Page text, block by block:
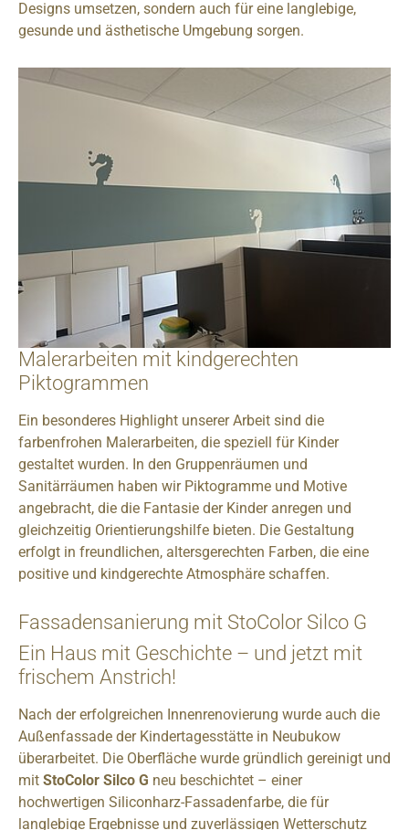
Designs umsetzen, sondern auch für eine langlebige,
gesunde und ästhetische Umgebung sorgen.
Malerarbeiten mit kindgerechten
Piktogrammen
Ein besonderes Highlight unserer Arbeit sind die
farbenfrohen Malerarbeiten, die speziell für Kinder
gestaltet wurden. In den Gruppenräumen und
Sanitärräumen haben wir Piktogramme und Motive
angebracht, die die Fantasie der Kinder anregen und
gleichzeitig Orientierungshilfe bieten. Die Gestaltung
erfolgt in freundlichen, altersgerechten Farben, die eine
positive und kindgerechte Atmosphäre schaffen.
Fassadensanierung mit StoColor Silco G
Ein Haus mit Geschichte – und jetzt mit
frischem Anstrich!
Nach der erfolgreichen Innenrenovierung wurde auch die
Außenfassade der Kindertagesstätte in Neubukow
überarbeitet. Die Oberfläche wurde gründlich gereinigt und
mit StoColor Silco G neu beschichtet – einer
hochwertigen Siliconharz-Fassadenfarbe, die für
langlebige Ergebnisse und zuverlässigen Wetterschutz